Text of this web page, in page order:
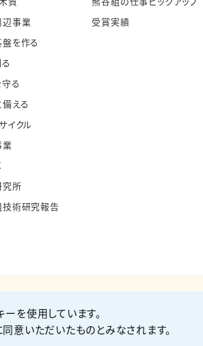
辺事業
を作る
る
える
イクル
業
究所
技術研究報告
受賞実績
い合わせ
を使用しています。
意いただいたものとみなされます。